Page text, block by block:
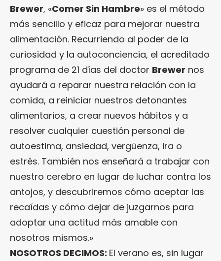
Brewer, «Comer Sin Hambre» es el método
más sencillo y eficaz para mejorar nuestra
alimentación. Recurriendo al poder de la
curiosidad y la autoconciencia, el acreditado
programa de 21 días del doctor Brewer nos
ayudará a reparar nuestra relación con la
comida, a reiniciar nuestros detonantes
alimentarios, a crear nuevos hábitos y a
resolver cualquier cuestión personal de
autoestima, ansiedad, vergüenza, ira o
estrés. También nos enseñará a trabajar con
nuestro cerebro en lugar de luchar contra los
antojos, y descubriremos cómo aceptar las
recaídas y cómo dejar de juzgarnos para
adoptar una actitud más amable con
nosotros mismos.»
NOSOTROS DECIMOS: El verano es, sin lugar